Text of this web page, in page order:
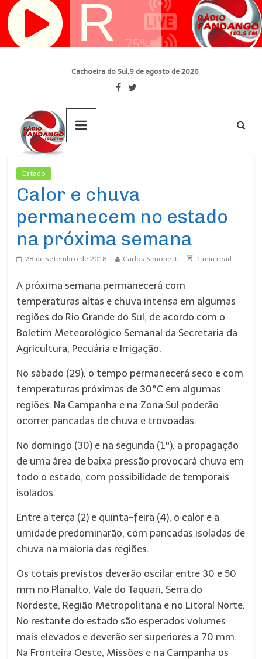
Pular
para
Cachoeira do Sul,9 de agosto de 2026
Estado
Calor e chuva
permanecem no estado
na próxima semana
28 de setembro de 2018 Carlos Simonetti 1 min read
A próxima semana permanecerá com
temperaturas altas e chuva intensa em algumas
regiões do Rio Grande do Sul, de acordo com o
Boletim Meteorológico Semanal da Secretaria da
Agricultura, Pecuária e Irrigação.
No sábado (29), o tempo permanecerá seco e com
temperaturas próximas de 30°C em algumas
regiões. Na Campanha e na Zona Sul poderão
ocorrer pancadas de chuva e trovoadas.
No domingo (30) e na segunda (1º), a propagação
de uma área de baixa pressão provocará chuva em
todo o estado, com possibilidade de temporais
isolados.
Entre a terça (2) e quinta-feira (4), o calor e a
umidade predominarão, com pancadas isoladas de
chuva na maioria das regiões.
Os totais previstos deverão oscilar entre 30 e 50
mm no Planalto, Vale do Taquari, Serra do
Nordeste, Região Metropolitana e no Litoral Norte.
No restante do estado são esperados volumes
mais elevados e deverão ser superiores a 70 mm.
Na Fronteira Oeste, Missões e na Campanha os